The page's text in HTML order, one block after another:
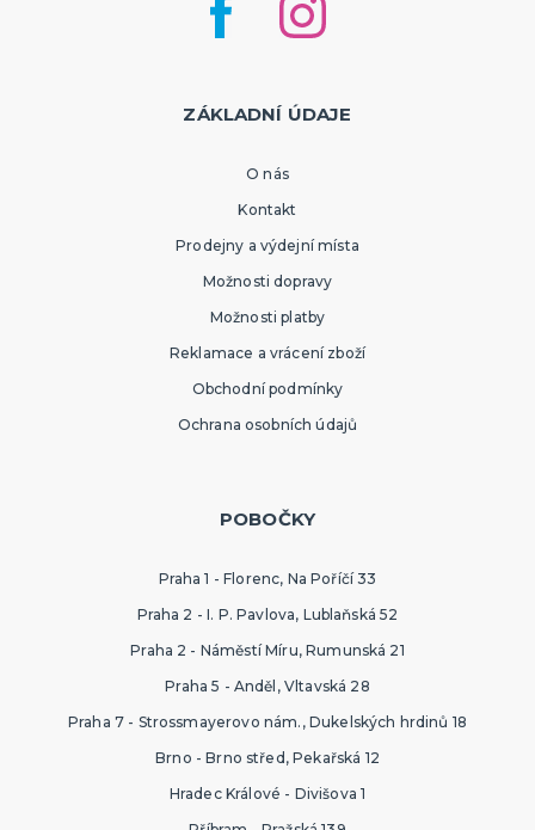
ZÁKLADNÍ ÚDAJE
O nás
Kontakt
Prodejny a výdejní místa
Možnosti dopravy
Možnosti platby
Reklamace a vrácení zboží
Obchodní podmínky
Ochrana osobních údajů
POBOČKY
Praha 1 - Florenc, Na Poříčí 33
Praha 2 - I. P. Pavlova, Lublaňská 52
Praha 2 - Náměstí Míru, Rumunská 21
Praha 5 - Anděl, Vltavská 28
Praha 7 - Strossmayerovo nám., Dukelských hrdinů 18
Brno - Brno střed, Pekařská 12
Hradec Králové - Divišova 1